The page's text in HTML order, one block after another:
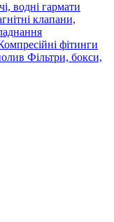
водні гармати
клапани,
фітинги
Фільтри, бокси,